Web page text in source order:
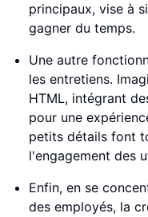
principaux, vise à
gagner du temps.
Une autre
les entretiens.
HTML, intégrant
pour une
petits détails font
l'engagement des
Enfin, en se
des employés, la